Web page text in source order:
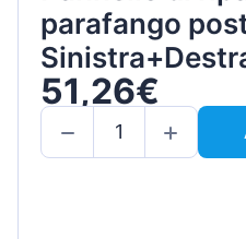
parafango
51,26€